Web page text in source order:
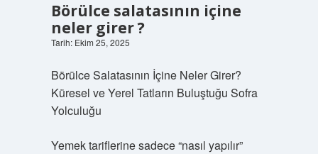
Börülce salatasının içine
neler girer ?
Tarih: Ekim 25, 2025
Börülce Salatasının İçine Neler Girer?
Küresel ve Yerel Tatların Buluştuğu Sofra
Yolculuğu
Yemek tariflerine sadece “nasıl yapılır”